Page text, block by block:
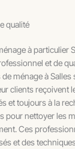
qualité
à particulier
et de
ménage à
clients reçoivent
et toujours à la
pour nettoyer les
Ces
et des